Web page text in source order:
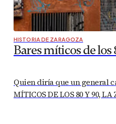
HISTORIA DE ZARAGOZA
Bares míticos de los
Quien diría que un general
MÍTICOS DE LOS 80 Y 90,